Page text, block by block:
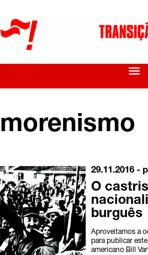
menu
morenismo
29.11.2016 -
O
burguês
Aproveitamos a
para publicar
americano Bill